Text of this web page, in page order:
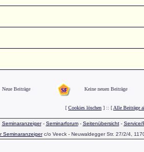
Neue Beiträge Keine neuen Beiträge
[ Cookies löschen ] :: [ Alle Beiträge
Seminaranzeiger- Seminarforum- Seitenübersicht- Service/
Seminaranzeigerc/o Veeck - Neuwaldegger Str. 27/2/4,